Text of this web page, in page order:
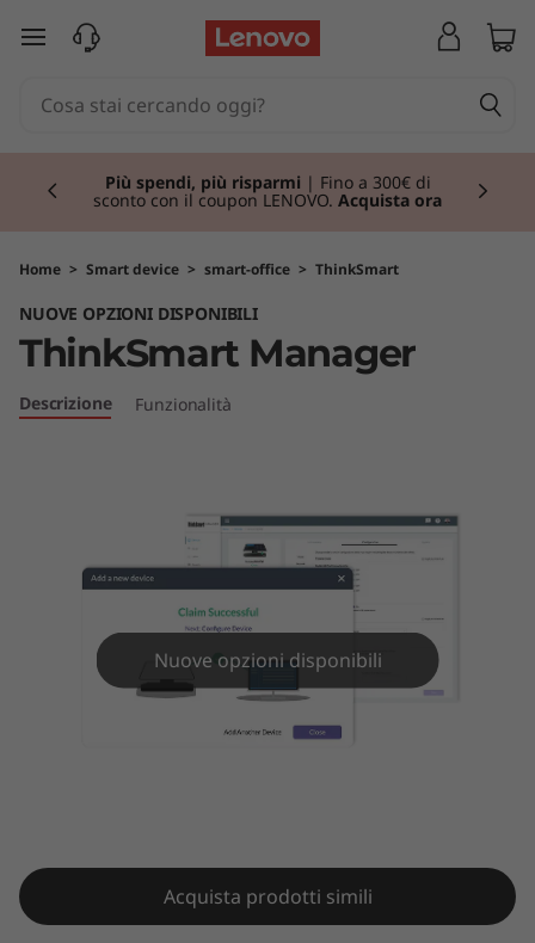
T
S
m
a
passa a contenuto principale
Più spendi, più risparmi | Fino a 300€ di
sconto con il coupon LENOVO. Acquista ora
Home > Smart device > smart-office > ThinkSmart
NUOVE OPZIONI DISPONIBILI
ThinkSmart Manager
Descrizione Funzionalità
Nuove opzioni disponibili
Acquista prodotti simili